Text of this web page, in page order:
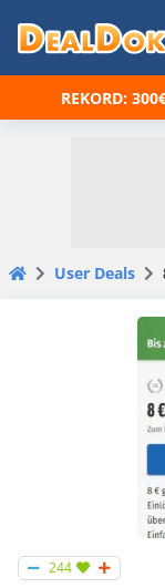
REKORD:
User Deals
244